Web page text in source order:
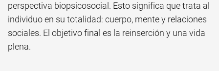
perspectiva biopsicosocial. Esto significa que trata al
individuo en su totalidad: cuerpo, mente y relaciones
sociales. El objetivo final es la reinserción y una vida
plena.